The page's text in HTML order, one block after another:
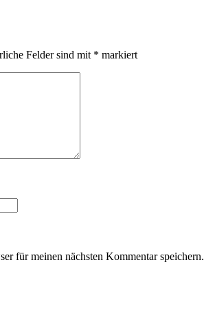
Felder sind mit * markiert
für meinen nächsten Kommentar speichern.